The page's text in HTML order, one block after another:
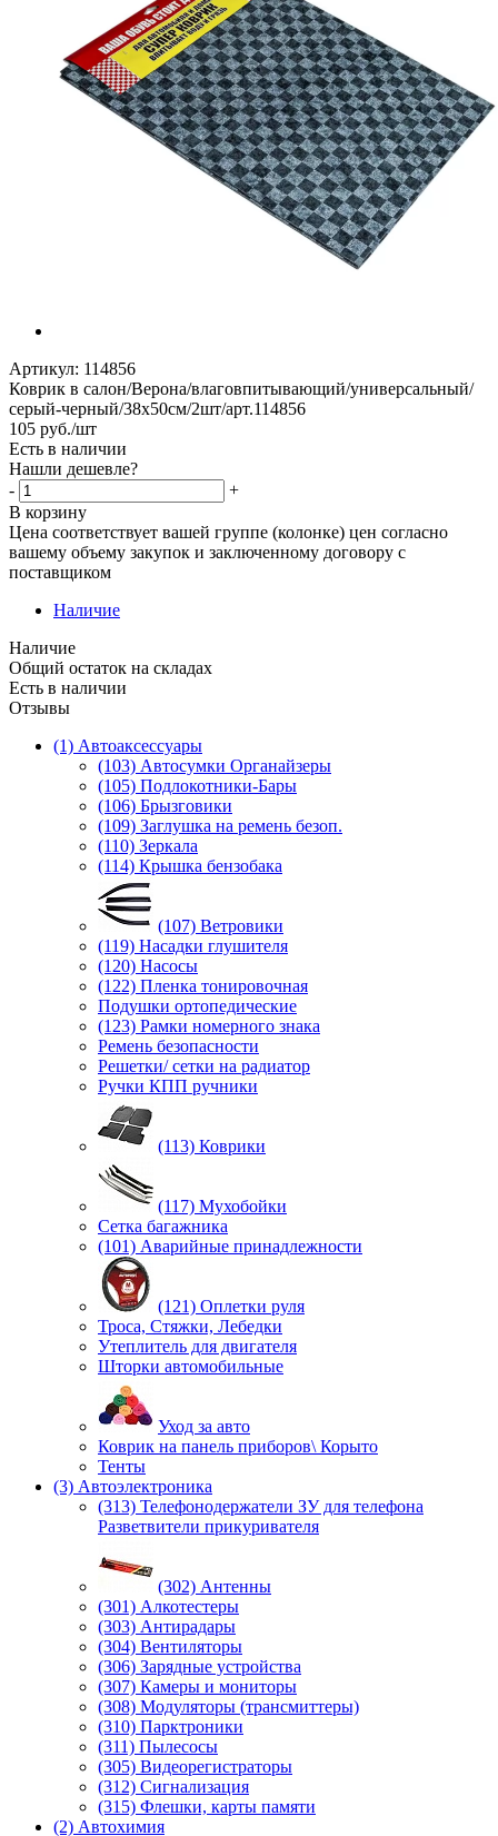
Артикул: 114856
Коврик в салон/Верона/влаговпитывающий/универсальный/
серый-черный/38х50см/2шт/арт.114856
105 руб./шт
Есть в наличии
Нашли дешевле?
-
+
В корзину
Цена соответствует вашей группе (колонке) цен согласно
вашему объему закупок и заключенному договору с
поставщиком
Наличие
Наличие
Общий остаток на складах
Есть в наличии
Отзывы
(1) Автоаксессуары
(103) Автосумки Органайзеры
(105) Подлокотники-Бары
(106) Брызговики
(109) Заглушка на ремень безоп.
(110) Зеркала
(114) Крышка бензобака
(107) Ветровики
(119) Насадки глушителя
(120) Насосы
(122) Пленка тонировочная
Подушки ортопедические
(123) Рамки номерного знака
Ремень безопасности
Решетки/ сетки на радиатор
Ручки КПП ручники
(113) Коврики
(117) Мухобойки
Сетка багажника
(101) Аварийные принадлежности
(121) Оплетки руля
Троса, Стяжки, Лебедки
Утеплитель для двигателя
Шторки автомобильные
Уход за авто
Коврик на панель приборов\ Корыто
Тенты
(3) Автоэлектроника
(313) Телефонодержатели ЗУ для телефона
Разветвители прикуривателя
(302) Антенны
(301) Алкотестеры
(303) Антирадары
(304) Вентиляторы
(306) Зарядные устройства
(307) Камеры и мониторы
(308) Модуляторы (трансмиттеры)
(310) Парктроники
(311) Пылесосы
(305) Видеорегистраторы
(312) Сигнализация
(315) Флешки, карты памяти
(2) Автохимия